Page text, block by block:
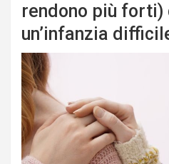
rendono più forti)
un’infanzia